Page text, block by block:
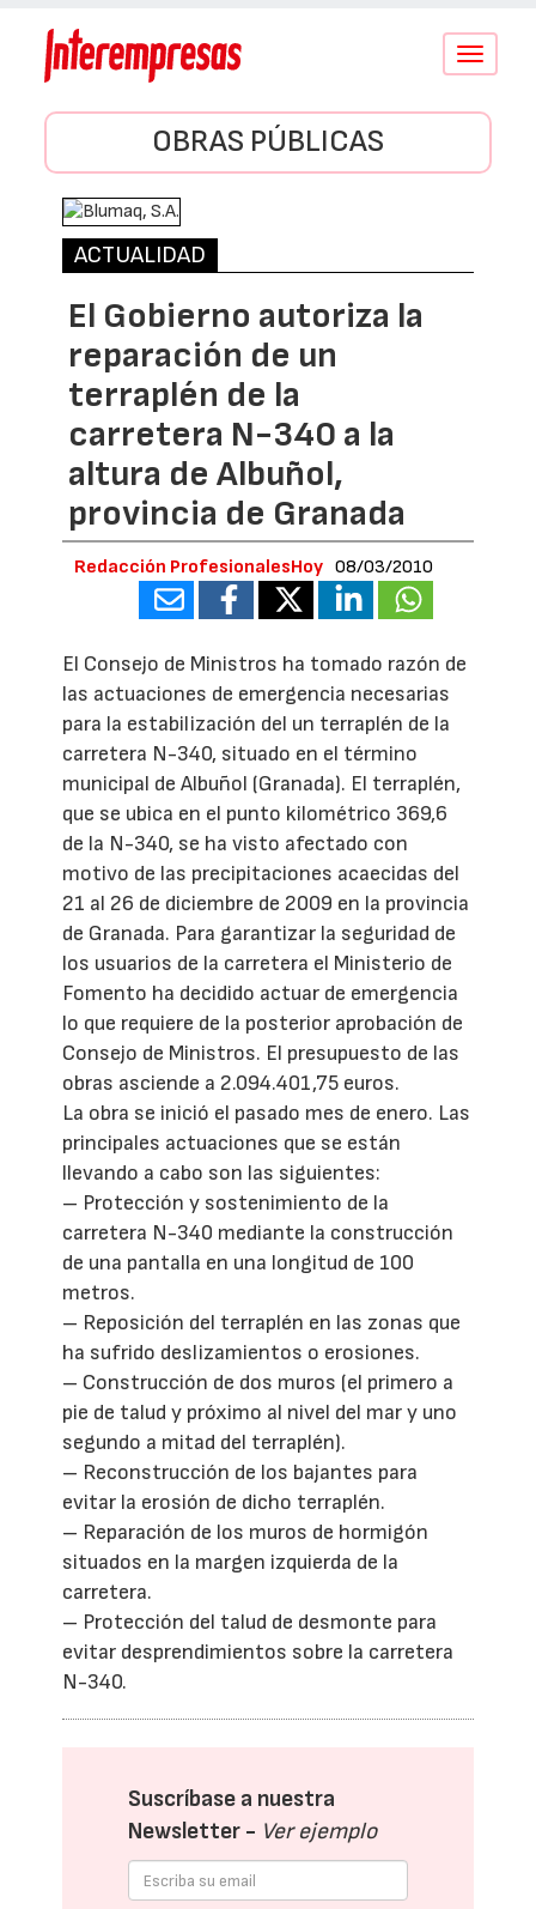
Conmutar
OBRAS PÚBLICAS
ACTUALIDAD
El Gobierno autoriza la
reparación de un
terraplén de la
carretera N-340 a la
altura de Albuñol,
provincia de Granada
Redacción ProfesionalesHoy 08/03/2010
El Consejo de Ministros ha tomado razón de
las actuaciones de emergencia necesarias
para la estabilización del un terraplén de la
carretera N-340, situado en el término
municipal de Albuñol (Granada). El terraplén,
que se ubica en el punto kilométrico 369,6
de la N-340, se ha visto afectado con
motivo de las precipitaciones acaecidas del
21 al 26 de diciembre de 2009 en la provincia
de Granada. Para garantizar la seguridad de
los usuarios de la carretera el Ministerio de
Fomento ha decidido actuar de emergencia
lo que requiere de la posterior aprobación de
Consejo de Ministros. El presupuesto de las
obras asciende a 2.094.401,75 euros.
La obra se inició el pasado mes de enero. Las
principales actuaciones que se están
llevando a cabo son las siguientes:
– Protección y sostenimiento de la
carretera N-340 mediante la construcción
de una pantalla en una longitud de 100
metros.
– Reposición del terraplén en las zonas que
ha sufrido deslizamientos o erosiones.
– Construcción de dos muros (el primero a
pie de talud y próximo al nivel del mar y uno
segundo a mitad del terraplén).
– Reconstrucción de los bajantes para
evitar la erosión de dicho terraplén.
– Reparación de los muros de hormigón
situados en la margen izquierda de la
carretera.
– Protección del talud de desmonte para
evitar desprendimientos sobre la carretera
N-340.
Suscríbase a nuestra
Newsletter - Ver ejemplo